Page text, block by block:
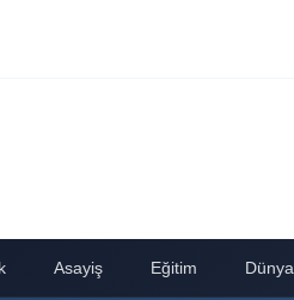
Asayiş Eğitim Dünya